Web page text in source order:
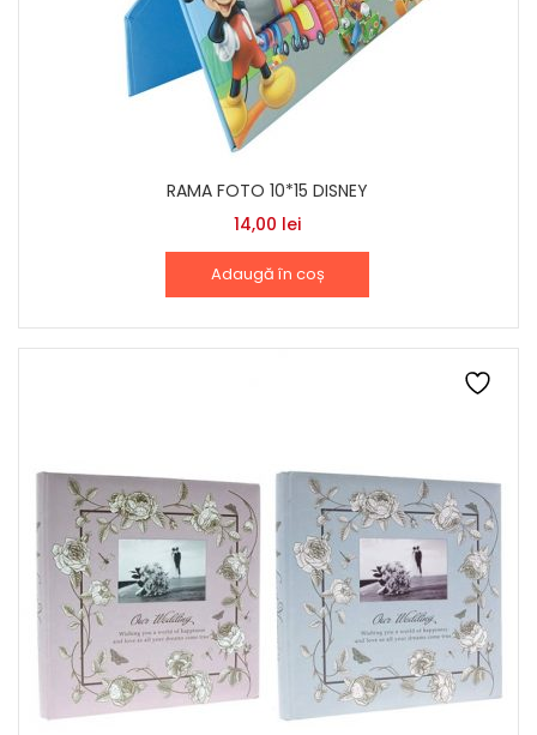
RAMA FOTO 10*15 DISNEY
14,00 lei
Adaugă în coș